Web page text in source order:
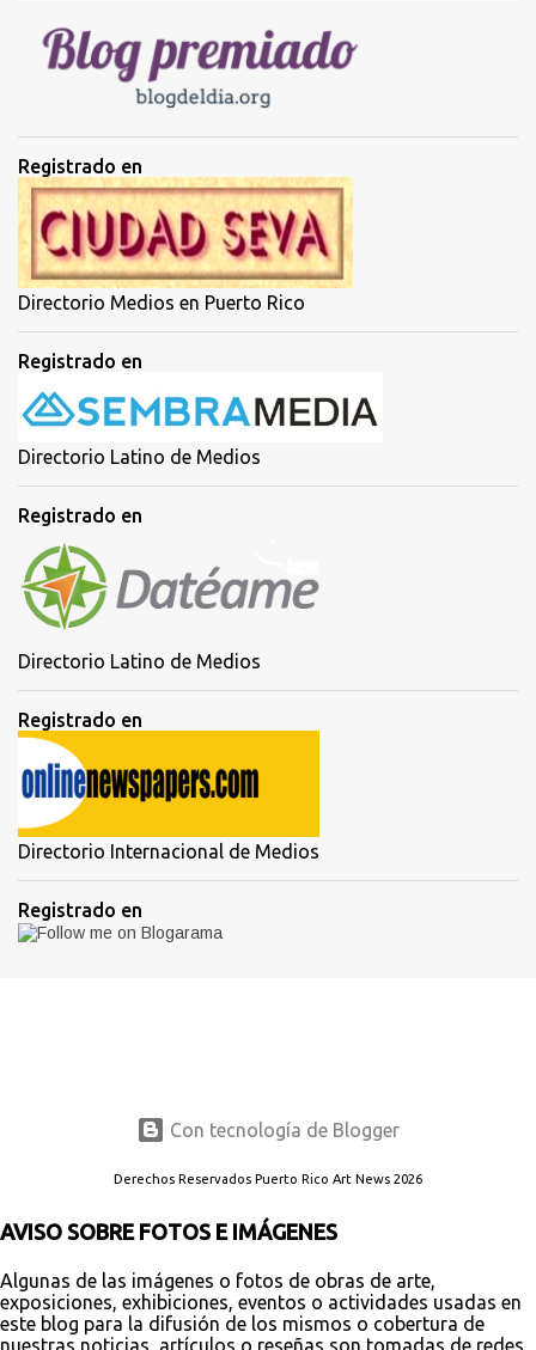
o
s
Registrado en
Directorio Medios en Puerto Rico
Registrado en
Directorio Latino de Medios
Registrado en
Directorio Latino de Medios
Registrado en
Directorio Internacional de Medios
Registrado en
Con tecnología de Blogger
Derechos Reservados Puerto Rico Art News 2026
AVISO SOBRE FOTOS E IMÁGENES
Algunas de las imágenes o fotos de obras de arte,
exposiciones, exhibiciones, eventos o actividades usadas en
este blog para la difusión de los mismos o cobertura de
nuestras noticias, artículos o reseñas son tomadas de redes